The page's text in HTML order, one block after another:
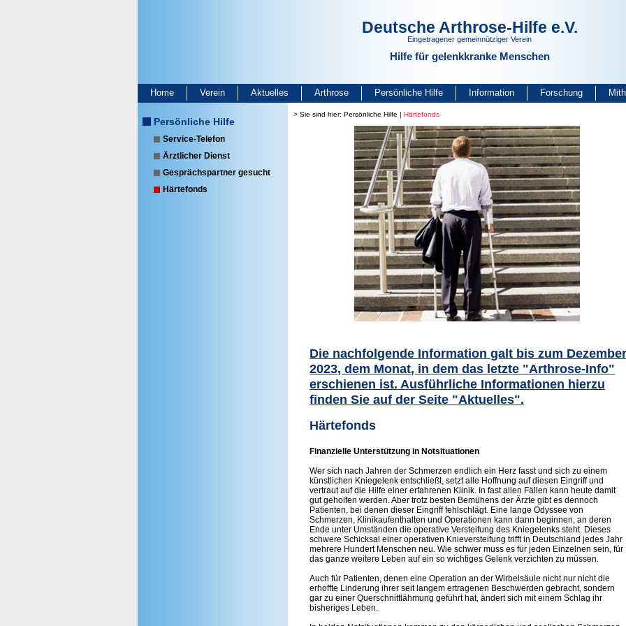
Deutsche Arthrose-Hilfe e.V.
Eingetragener gemeinnütziger Verein
Hilfe für gelenkkranke Menschen
Home Verein Aktuelles Arthrose Persönliche Hilfe Information Forschung
Persönliche Hilfe
Service-Telefon
Ärztlicher Dienst
Gesprächspartner gesucht
Härtefonds
> Sie sind hier: Persönliche Hilfe | Härtefonds
Die nachfolgende Information galt bis zum
2023, dem Monat, in dem das letzte "Arthrose-Info"
erschienen ist. Ausführliche Informationen hierzu
finden Sie auf der Seite "Aktuelles".
Härtefonds
Finanzielle Unterstützung in Notsituationen
Wer sich nach Jahren der Schmerzen endlich ein Herz fasst und sich zu einem
künstlichen Kniegelenk entschließt, setzt alle Hoffnung auf diesen Eingriff und
vertraut auf die Hilfe einer erfahrenen Klinik. In fast allen Fällen kann heute damit
gut geholfen werden. Aber trotz besten Bemühens der Ärzte gibt es dennoch
Patienten, bei denen dieser Eingriff fehlschlägt. Eine lange Odyssee von
Schmerzen, Klinikaufenthalten und Operationen kann dann beginnen, an deren
Ende unter Umständen die operative Versteifung des Kniegelenks steht. Dieses
schwere Schicksal einer operativen Knieversteifung trifft in Deutschland jedes Jahr
mehrere Hundert Menschen neu. Wie schwer muss es für jeden Einzelnen sein, für
das ganze weitere Leben auf ein so wichtiges Gelenk verzichten zu müssen.
Auch für Patienten, denen eine Operation an der Wirbelsäule nicht nur nicht die
erhoffte Linderung ihrer seit langem ertragenen Beschwerden gebracht, sondern
gar zu einer Querschnittlähmung geführt hat, ändert sich mit einem Schlag ihr
bisheriges Leben.